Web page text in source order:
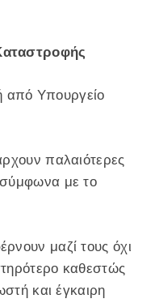
από Υπουργείο
παλαιότερες
με το
μαζί τους όχι
καθεστώς
και έγκαιρη